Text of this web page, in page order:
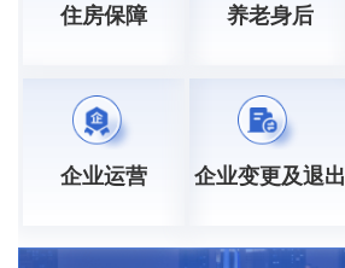
住房保障 养老身后
企业运营 企业变更及退出